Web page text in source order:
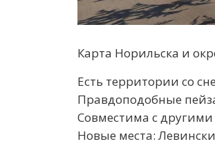
Карта Норильска и
Есть территории со
Правдоподобные
Совместима с
Новые места: